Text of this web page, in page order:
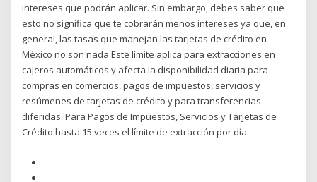
intereses que podrán aplicar. Sin embargo, debes saber que
esto no significa que te cobrarán menos intereses ya que, en
general, las tasas que manejan las tarjetas de crédito en
México no son nada Este límite aplica para extracciones en
cajeros automáticos y afecta la disponibilidad diaria para
compras en comercios, pagos de impuestos, servicios y
resúmenes de tarjetas de crédito y para transferencias
diferidas. Para Pagos de Impuestos, Servicios y Tarjetas de
Crédito hasta 15 veces el límite de extracción por día.